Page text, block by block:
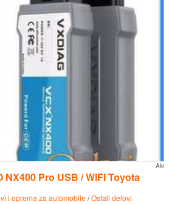
Aki
NX400 Pro USB / WIFI Toyota
i oprema za automobile/Ostali delovi